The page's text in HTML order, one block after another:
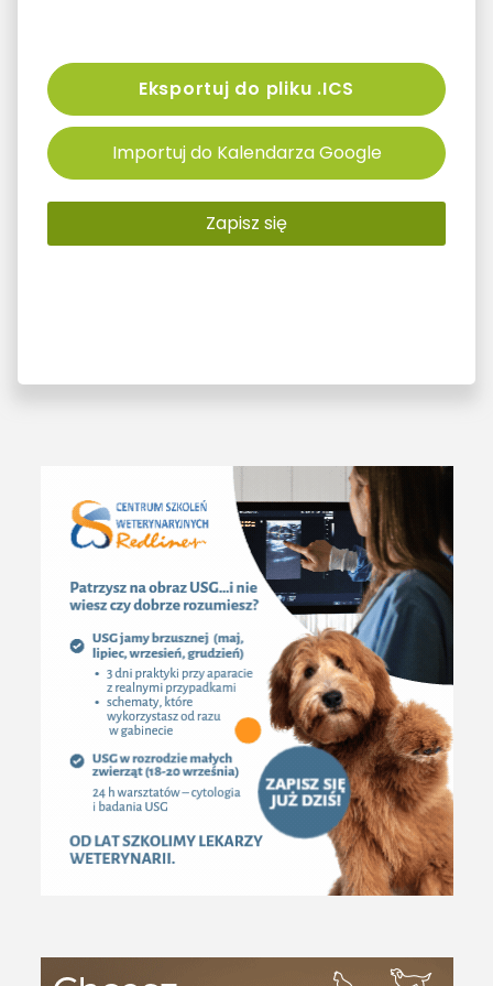
Eksportuj do pliku .ICS
Importuj do Kalendarza Google
Zapisz się